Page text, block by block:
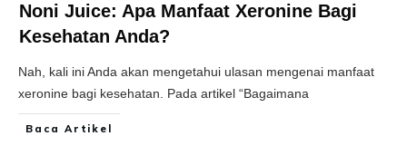
Noni Juice: Apa Manfaat Xeronine Bagi
Kesehatan Anda?
Nah, kali ini Anda akan mengetahui ulasan mengenai manfaat
xeronine bagi kesehatan. Pada artikel “Bagaimana
Baca Artikel